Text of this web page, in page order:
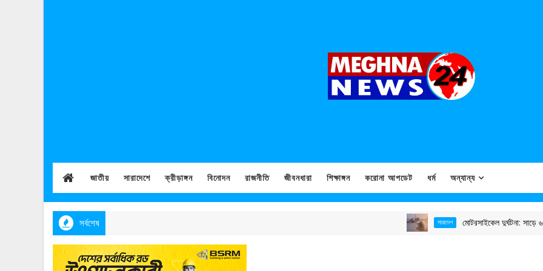
জাতীয় সারাদেশে ক্রীড়াঙ্গন বিনোদন রাজনীতি জীবনধারা শিক্ষাঙ্গন করোনা আপডেট ধর্ম অন্যান্য
সর্বশেষ সারাদেশ মোটরসাইকেল দুর্ঘটনা: সাড়ে ৬ বছরে